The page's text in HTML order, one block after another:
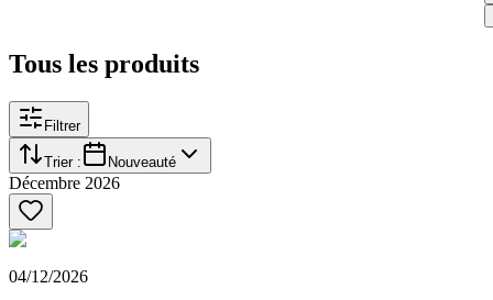
Tous les produits
Filtrer
Trier : Nouveauté
Décembre 2026
04/12/2026